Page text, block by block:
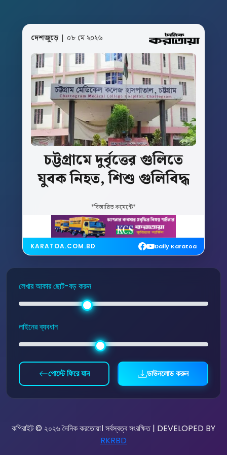
দেশজুড়ে| ০৮ মে ২০২৬
চট্টগ্রামেদুর্বৃত্তেরগুলিতে
যুবকনিহত,শিশু গুলিবিদ্ধ
*বিস্তারিত কমেন্টে*
KARATOA.COM.BD Daily Karatoa
লেখার আকার ছোট-বড় করুন
লাইনের ব্যবধান
পোস্টে ফিরে যান ডাউনলোড করুন
কপিরাইট © ২০২৬ দৈনিক করতোয়া। সর্বস্বত্ব সংরক্ষিত | DEVELOPED BY
RKRBD